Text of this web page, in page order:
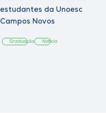
estudantes da Unoesc
Campos Novos
Graduação Notícia